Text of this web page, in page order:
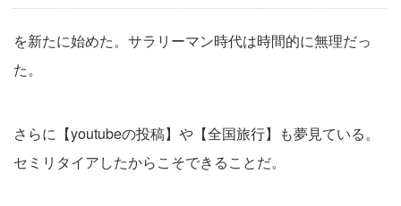
を新たに始めた。サラリーマン時代は時間的に無理だっ
た。
さらに【youtubeの投稿】や【全国旅行】も夢見ている。
セミリタイアしたからこそできることだ。